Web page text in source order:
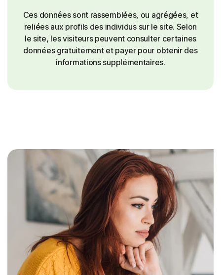
Ces données sont rassemblées, ou agrégées, et
reliées aux profils des individus sur le site. Selon
le site, les visiteurs peuvent consulter certaines
données gratuitement et payer pour obtenir des
informations supplémentaires.